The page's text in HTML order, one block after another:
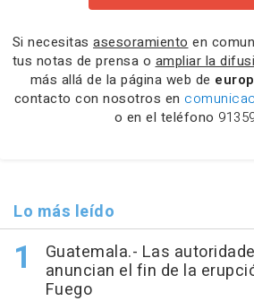
Si necesitas asesoramiento en
tus notas de prensa o ampliar la
más allá de la página web de
contacto con nosotros en
o en el teléfono
Lo más leído
Guatemala.- Las
anuncian el fin de la
Fuego